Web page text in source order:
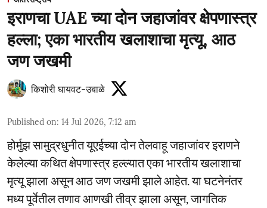
इराणचा UAE च्या दोन जहाजांवर क्षेपणास्त्र
हल्ला; एका भारतीय खलाशाचा मृत्यू, आठ
जण जखमी
किशोरी घायवट-उबाळे
Published on: 14 Jul 2026, 7:12 am
होर्मुझ सामुद्रधुनीत यूएईच्या दोन तेलवाहू जहाजांवर इराणने
केलेल्या कथित क्षेपणास्त्र हल्ल्यात एका भारतीय खलाशाचा
मृत्यू झाला असून आठ जण जखमी झाले आहेत. या घटनेनंतर
मध्य पूर्वेतील तणाव आणखी तीव्र झाला असून, जागतिक